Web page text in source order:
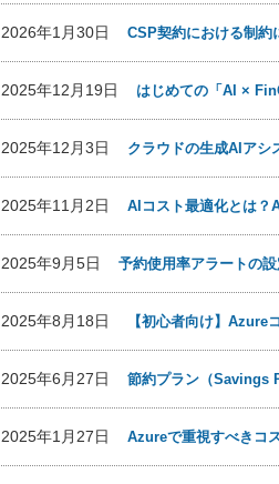
2026年1月30日 CSP契約における制約
2025年12月19日 はじめての「AI ×
2025年12月3日 クラウドの生成AIアシ
2025年11月2日 AIコスト最適化とは？
2025年9月5日 予約使用率アラートの
2025年8月18日 【初心者向け】Azure
2025年6月27日 節約プラン（Savings
2025年1月27日 Azureで重視すべきコ